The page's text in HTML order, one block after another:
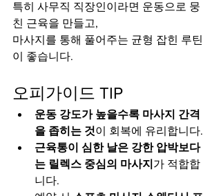
특히 사무직 직장인이라면 운동으로 뭉
친 근육을 만들고,
마사지를 통해 풀어주는 균형 잡힌 루틴
이 좋습니다.
오피가이드 TIP
운동 강도가 높을수록 마사지 간격
을 좁히는 것이 회복에 유리합니다.
근육통이 심한 날은 강한 압박보다
는 릴렉스 중심의 마사지 가 적합합
니다.